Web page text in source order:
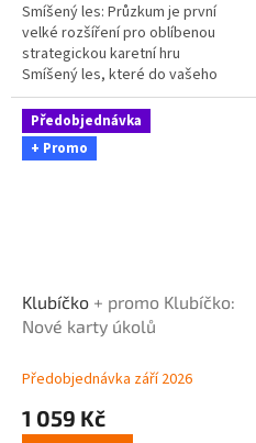
Smíšený les: Průzkum je první
velké rozšíření pro oblíbenou
strategickou karetní hru
Smíšený les, které do vašeho
ekosystému vnáší 3 samostatné
moduly. Objevte oficiální sólo...
Předobjednávka
+ Promo
Klubíčko + promo Klubíčko:
Nové karty úkolů
Předobjednávka září 2026
1 059 Kč